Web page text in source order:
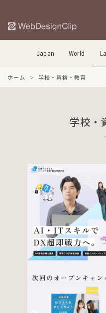
Japan World
ホーム 学校・資格・教育
学校・